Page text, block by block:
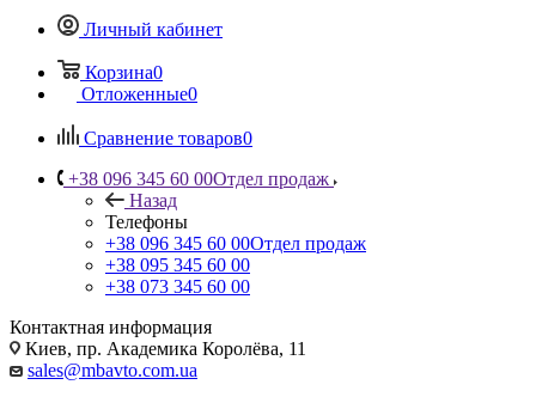
Личный кабинет
Корзина0
Отложенные0
Сравнение товаров0
+38 096 345 60 00Отдел продаж
Назад
Телефоны
+38 096 345 60 00Отдел продаж
+38 095 345 60 00
+38 073 345 60 00
Контактная информация
Киев, пр. Академика Королёва, 11
sales@mbavto.com.ua